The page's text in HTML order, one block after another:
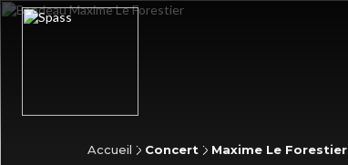
Accueil Concert Maxime Le Forestier